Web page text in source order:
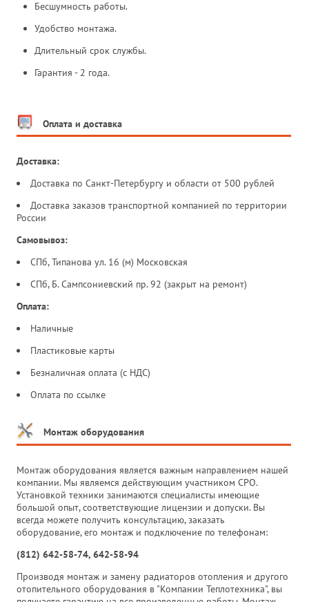
Бесшумность работы.
Удобство монтажа.
Длительный срок службы.
Гарантия - 2 года.
Оплата и доставка
Доставка:
Доставка по Санкт-Петербургу и области от 500 рублей
Доставка заказов транспортной компанией по территории
России
Самовывоз:
СПб, Типанова ул. 16 (м) Московская
СПб, Б. Сампсониевский пр. 92 (закрыт на ремонт)
Оплата:
Наличные
Пластиковые карты
Безналичная оплата (с НДС)
Оплата по ссылке
Монтаж оборудования
Монтаж оборудования является важным направлением нашей
компании. Мы являемся действующим участником СРО.
Установкой техники занимаются специалисты имеющие
большой опыт, соответствующие лицензии и допуски. Вы
всегда можете получить консультацию, заказать
оборудование, его монтаж и подключение по телефонам:
(812) 642-58-74, 642-58-94
Производя монтаж и замену радиаторов отопления и другого
отопительного оборудования в "Компании Теплотехника", вы